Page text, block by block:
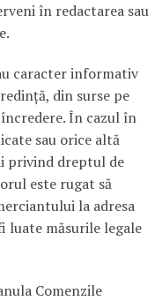
în redactarea sau
caracter informativ
din surse pe
În cazul în
sau orice altă
privind dreptul de
este rugat să
la adresa
luate măsurile legale
Comenzile